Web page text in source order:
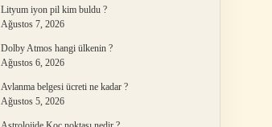
Lityum iyon pil kim buldu ?
Ağustos 7, 2026
Dolby Atmos hangi ülkenin ?
Ağustos 6, 2026
Avlanma belgesi ücreti ne kadar ?
Ağustos 5, 2026